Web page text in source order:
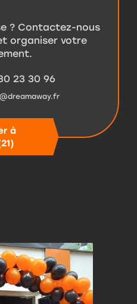
? Contactez-nous
organiser votre
23 30 96
à